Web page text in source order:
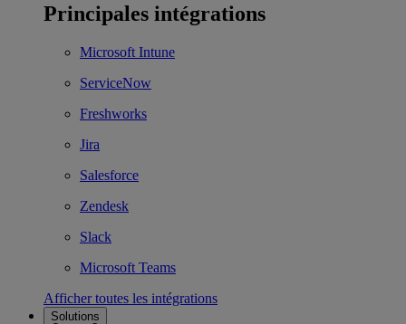
Principales intégrations
Microsoft Intune
ServiceNow
Freshworks
Jira
Salesforce
Zendesk
Slack
Microsoft Teams
Afficher toutes les intégrations
Solutions